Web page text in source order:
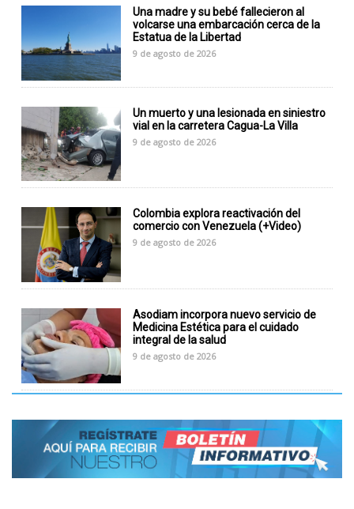
Una madre y su bebé fallecieron al
volcarse una embarcación cerca de la
Estatua de la Libertad
9 de agosto de 2026
Un muerto y una lesionada en siniestro
vial en la carretera Cagua-La Villa
9 de agosto de 2026
Colombia explora reactivación del
comercio con Venezuela (+Video)
9 de agosto de 2026
Asodiam incorpora nuevo servicio de
Medicina Estética para el cuidado
integral de la salud
9 de agosto de 2026